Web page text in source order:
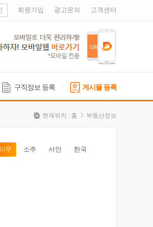
회원가입 광고문의 고객센터
구직정보 등록 게시물 등록
현재위치 : 홈 부동산정보
이우 소주 서안 한국